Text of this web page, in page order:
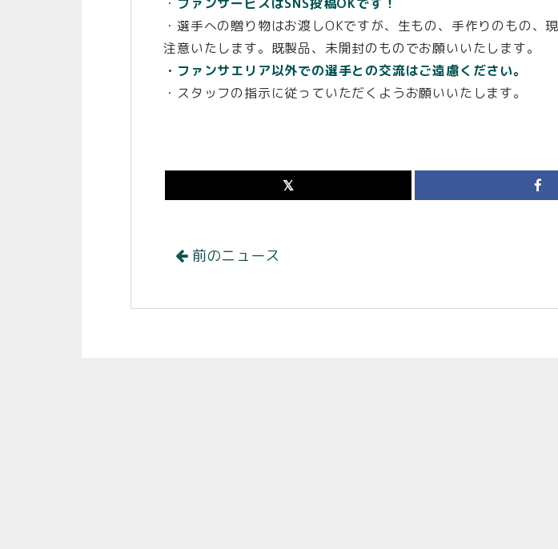
・選手への贈り物はお渡しOKですが、生もの、手作りのもの
注意いたします。既製品、未開封のものでお願いいたします。
・ファンサエリア以外での選手との交流はご遠慮ください。
・スタッフの指示に従っていただくようお願いいたします。
前のニュース